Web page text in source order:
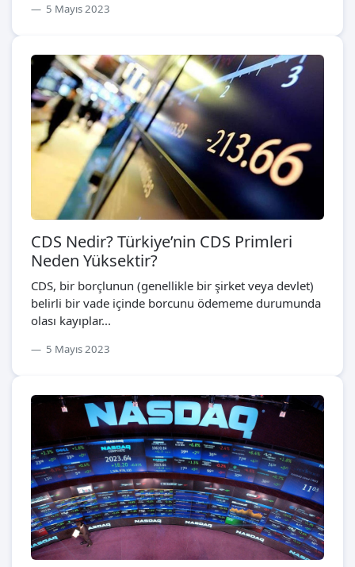
5 Mayıs 2023
CDS Nedir? Türkiye’nin CDS Primleri
Neden Yüksektir?
CDS, bir borçlunun (genellikle bir şirket veya devlet)
belirli bir vade içinde borcunu ödememe durumunda
olası kayıplar...
5 Mayıs 2023